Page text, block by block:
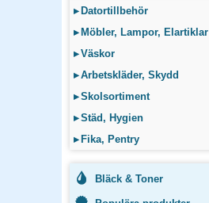
▸ Datortillbehör
▸ Möbler, Lampor, Elartiklar
▸Väskor
▸Arbetskläder, Skydd
▸Skolsortiment
▸Städ, Hygien
▸ Fika, Pentry
Bläck & Toner